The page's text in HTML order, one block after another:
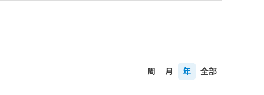
周 月 年 全部